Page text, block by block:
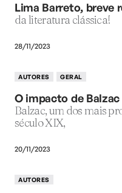
Lima Barreto, breve
da literatura clássica!
28/11/2023
AUTORES GERAL
O impacto de Balzac
Balzac, um dos mais
século XIX,
20/11/2023
AUTORES